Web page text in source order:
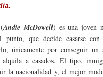
Andie McDowell) es una joven
punto, que decide casarse
únicamente por conseguir un
alquila a casados. El tipo,
la nacionalidad y, el mejor